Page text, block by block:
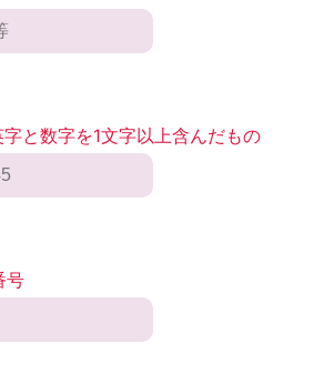
と数字を1文字以上含んだもの
号